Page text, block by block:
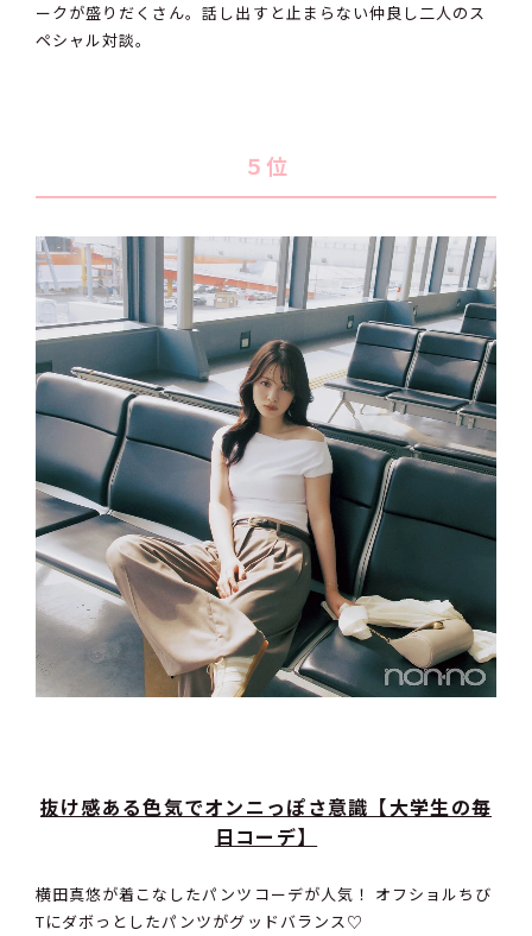
ークが盛りだくさん。話し出すと止まらない仲良し二人のス
ペシャル対談。
５位
抜け感ある色気でオンニっぽさ意識【大学生の毎
日コーデ】
横田真悠が着こなしたパンツコーデが人気！ オフショルちび
Tにダボっとしたパンツがグッドバランス♡